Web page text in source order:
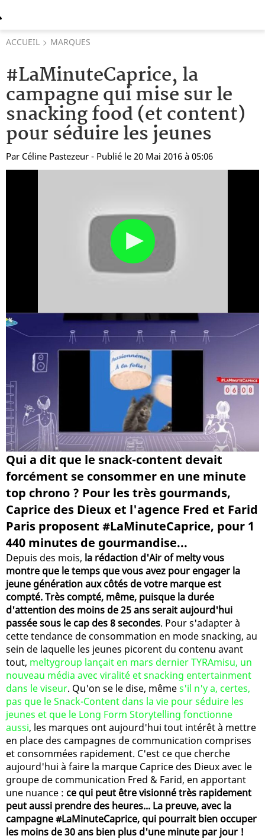
ACCUEIL MARQUES
#LaMinuteCaprice, la
campagne qui mise sur le
snacking food (et content)
pour séduire les jeunes
Par Céline Pastezeur - Publié le 20 Mai 2016 à 05:06
Qui a dit que le snack-content devait
forcément se consommer en une minute
top chrono ? Pour les très gourmands,
Caprice des Dieux et l'agence Fred et Farid
Paris proposent #LaMinuteCaprice, pour 1
440 minutes de gourmandise...
Depuis des mois, la rédaction d'Air of melty vous
montre que le temps que vous avez pour engager la
jeune génération aux côtés de votre marque est
compté. Très compté, même, puisque la durée
d'attention des moins de 25 ans serait aujourd'hui
passée sous le cap des 8 secondes. Pour s'adapter à
cette tendance de consommation en mode snacking, au
sein de laquelle les jeunes picorent du contenu avant
tout, meltygroup lançait en mars dernier TYRAmisu, un
nouveau média avec viralité et snacking entertainment
dans le viseur. Qu'on se le dise, mêmes'il n'y a, certes,
pas que le Snack-Content dans la vie pour séduire les
jeunes et que le Long Form Storytelling fonctionne
aussi, les marques ont aujourd'hui tout intérêt à mettre
en place des campagnes de communication comprises
et consommées rapidement. C'est ce que cherche
aujourd'hui à faire la marque Caprice des Dieux avec le
groupe de communication Fred & Farid, en apportant
une nuance : ce qui peut être visionné très rapidement
peut aussi prendre des heures... La preuve, avec la
campagne #LaMinuteCaprice, qui pourrait bien occuper
les moins de 30 ans bien plus d'une minute par jour !